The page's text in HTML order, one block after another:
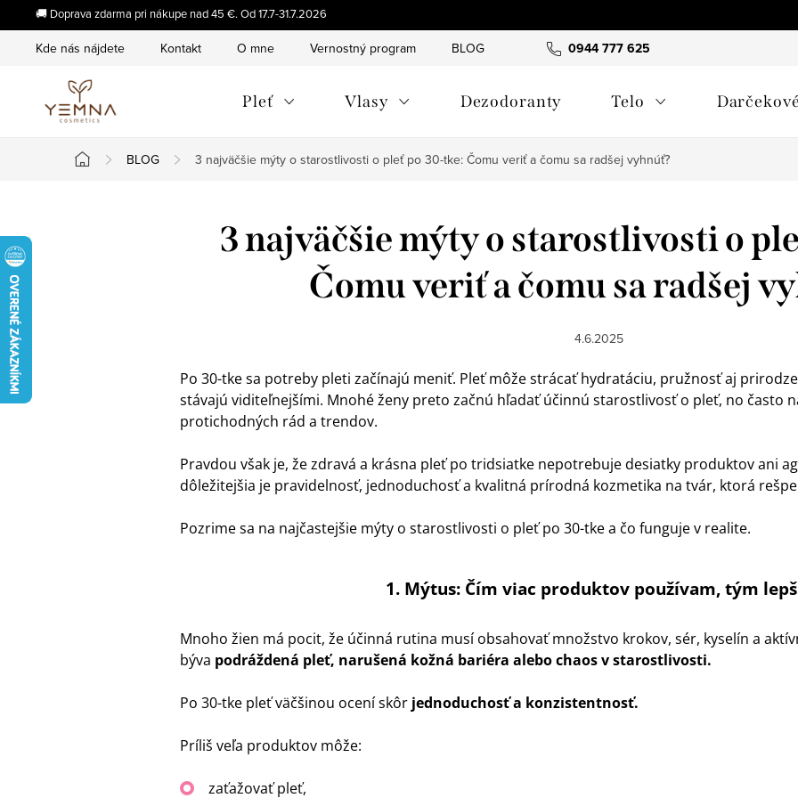
na
🚚 Doprava zdarma pri nákupe nad 45 €. Od 17.7-31.7.2026
0944 777 625
Kde nás nájdete Kontakt O mne Vernostný program BLOG Hodnotenie obchodu
Pleť Vlasy Dezodoranty Telo
Domov
BLOG 3 najväčšie mýty o starostlivosti o pleť po 30-tke: Čomu veriť a čomu sa radšej vyhnúť?
3 najväčšie mýty o starostlivosti o
Čomu veriť a čomu sa radšej
4.6.2025
Po 30-tke sa potreby pleti začínajú meniť. Pleť môže strácať hydratáciu, pružnosť aj
stávajú viditeľnejšími. Mnohé ženy preto začnú hľadať účinnú starostlivosť o pleť, no často
protichodných rád a trendov.
Pravdou však je, že zdravá a krásna pleť po tridsiatke nepotrebuje desiatky produktov ani
dôležitejšia je pravidelnosť, jednoduchosť a kvalitná prírodná kozmetika na tvár, ktorá
Pozrime sa na najčastejšie mýty o starostlivosti o pleť po 30-tke a čo funguje v realite.
1. Mýtus: Čím viac produktov používam, tým
Mnoho žien má pocit, že účinná rutina musí obsahovať množstvo krokov, sér, kyselín a
býva podráždená pleť, narušená kožná bariéra alebo chaos v starostlivosti.
Po 30-tke pleť väčšinou ocení skôr jednoduchosť a konzistentnosť.
Príliš veľa produktov môže:
zaťažovať pleť,